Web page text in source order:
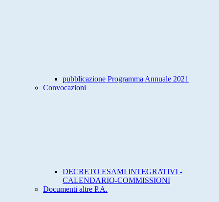
pubblicazione Programma Annuale 2021
Convocazioni
DECRETO ESAMI INTEGRATIVI -
CALENDARIO-COMMISSIONI
Documenti altre P.A.